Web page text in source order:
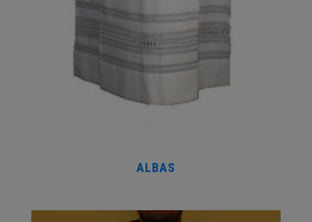
ALBAS